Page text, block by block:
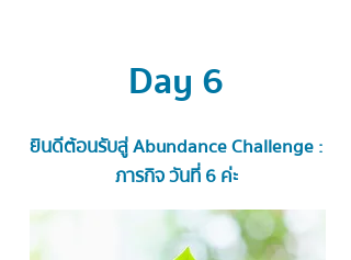
Day 6
ยินดีต้อนรับสู่ Abundance Challenge :
ภารกิจ วันที่ 6 ค่ะ